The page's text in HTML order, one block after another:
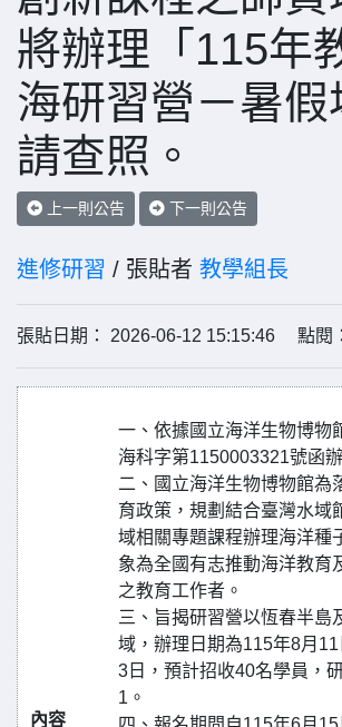
將辦理「115年
海研習營－暑假
請查照。
上一則公告 下一則公告
進修研習 / 張貼者 教學組長
張貼日期： 2026-06-12 15:15:46 點閱：
內容
一、依據國立海洋生物博物
海科字第1150003321號函辦
二、國立海洋生物博物館為
育政策，規劃結合臺灣水域
域相關專題課程辦理海洋種
象為全國有志推動海洋教育
之教育工作者。
三、旨揭研習營以恆春半島
域，辦理日期為115年8月
3日，預計招收40名學員，
1。